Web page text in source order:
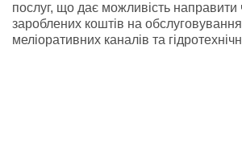
послуг, що дає можливість направити
зароблених коштів на
меліоративних каналів та